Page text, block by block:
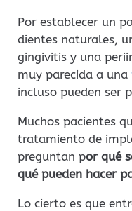
Por establecer un
dientes naturales,
gingivitis y una
muy parecida a una
incluso pueden ser
Muchos pacientes
tratamiento de
preguntan por qué
qué pueden hacer
Lo cierto es que